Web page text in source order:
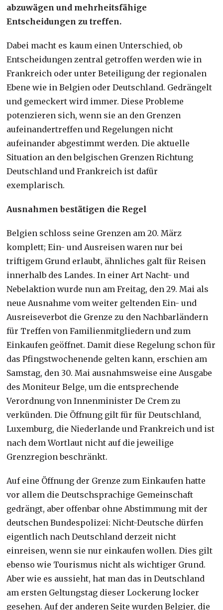
abzuwägen und mehrheitsfähige
Entscheidungen zu treffen.
Dabei macht es kaum einen Unterschied, ob
Entscheidungen zentral getroffen werden wie in
Frankreich oder unter Beteiligung der regionalen
Ebene wie in Belgien oder Deutschland. Gedrängelt
und gemeckert wird immer. Diese Probleme
potenzieren sich, wenn sie an den Grenzen
aufeinandertreffen und Regelungen nicht
aufeinander abgestimmt werden. Die aktuelle
Situation an den belgischen Grenzen Richtung
Deutschland und Frankreich ist dafür
exemplarisch.
Ausnahmen bestätigen die Regel
Belgien schloss seine Grenzen am 20. März
komplett; Ein- und Ausreisen waren nur bei
triftigem Grund erlaubt, ähnliches galt für Reisen
innerhalb des Landes. In einer Art Nacht- und
Nebelaktion wurde nun am Freitag, den 29. Mai als
neue Ausnahme vom weiter geltenden Ein- und
Ausreiseverbot die Grenze zu den Nachbarländern
für Treffen von Familienmitgliedern und zum
Einkaufen geöffnet. Damit diese Regelung schon für
das Pfingstwochenende gelten kann, erschien am
Samstag, den 30. Mai ausnahmsweise eine Ausgabe
des Moniteur Belge, um die entsprechende
Verordnung von Innenminister De Crem zu
verkünden. Die Öffnung gilt für für Deutschland,
Luxemburg, die Niederlande und Frankreich und ist
nach dem Wortlaut nicht auf die jeweilige
Grenzregion beschränkt.
Auf eine Öffnung der Grenze zum Einkaufen hatte
vor allem die Deutschsprachige Gemeinschaft
gedrängt, aber offenbar ohne Abstimmung mit der
deutschen Bundespolizei: Nicht-Deutsche dürfen
eigentlich nach Deutschland derzeit nicht
einreisen, wenn sie nur einkaufen wollen. Dies gilt
ebenso wie Tourismus nicht als wichtiger Grund.
Aber wie es aussieht, hat man das in Deutschland
am ersten Geltungstag dieser Lockerung locker
gesehen. Auf der anderen Seite wurden Belgier, die